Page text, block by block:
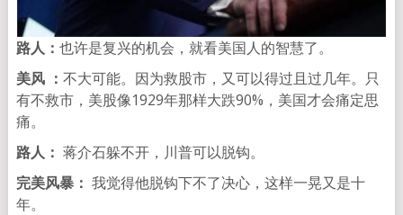
路人： 也许是复兴的机会，就看美国人的智慧了。
美风 ： 不大可能。因为救股市，又可以得过且过几年。只
有不救市，美股像1929年那样大跌90%，美国才会痛定思
痛。
路人： 蒋介石躲不开，川普可以脱钩。
完美风暴： 我觉得他脱钩下不了决心，这样一晃又是十
年。